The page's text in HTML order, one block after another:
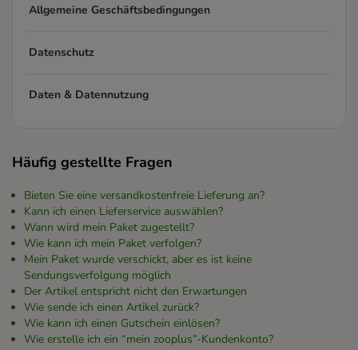
Allgemeine Geschäftsbedingungen
Datenschutz
Daten & Datennutzung
Häufig gestellte Fragen
Bieten Sie eine versandkostenfreie Lieferung an?
Kann ich einen Lieferservice auswählen?
Wann wird mein Paket zugestellt?
Wie kann ich mein Paket verfolgen?
Mein Paket wurde verschickt, aber es ist keine
Sendungsverfolgung möglich
Der Artikel entspricht nicht den Erwartungen
Wie sende ich einen Artikel zurück?
Wie kann ich einen Gutschein einlösen?
Wie erstelle ich ein “mein zooplus”-Kundenkonto?